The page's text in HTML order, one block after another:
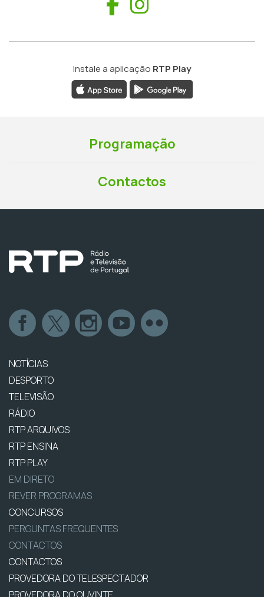
Instale a aplicação RTP Play
Programação
Contactos
NOTÍCIAS
DESPORTO
TELEVISÃO
RÁDIO
RTP ARQUIVOS
RTP ENSINA
RTP PLAY
EM DIRETO
REVER PROGRAMAS
CONCURSOS
PERGUNTAS FREQUENTES
CONTACTOS
CONTACTOS
PROVEDORA DO TELESPECTADOR